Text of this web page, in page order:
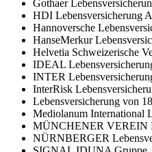
Gothaer
HDI Lebensversicherung
Hannoversche
HanseMerkur
Helvetia Schweizerische
IDEAL
INTER
InterRisk
Lebensversicherung von
Mediolanum International
MÜNCHENER VEREIN
NÜRNBERGER